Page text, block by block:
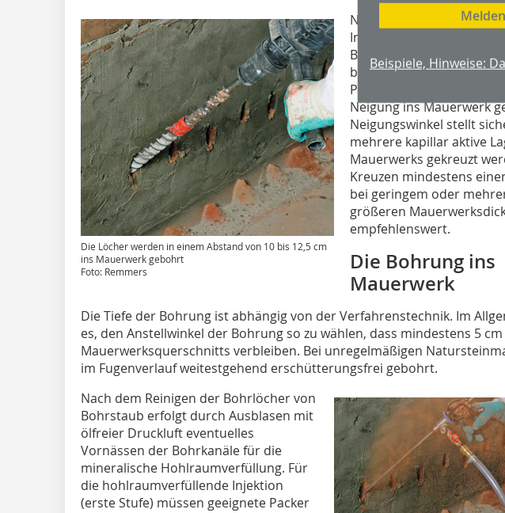
Die Löcher werden in einem Abstand von 10 bis 12,5 cm
ins Mauerwerk gebohrt
Foto: Remmers
Nach der Verdämmung
Injektionsbereichs werden
Bohrlöcher in einem
bis 12,5 cm und mit
Packer bezogenen
Neigung ins Mauerwerk
Neigungswinkel stellt
mehrere kapillar aktive
Mauerwerks gekreuzt
Kreuzen mindestens
bei geringem oder
größeren
empfehlenswert.
Die Bohrung ins
Mauerwerk
Die Tiefe der Bohrung ist abhängig von der Verfahrenstechnik. Im
es, den Anstellwinkel der Bohrung so zu wählen, dass mindestens 5 cm
Mauerwerksquerschnitts verbleiben. Bei unregelmäßigen
im Fugenverlauf weitestgehend erschütterungsfrei gebohrt.
Nach dem Reinigen der Bohrlöcher von
Bohrstaub erfolgt durch Ausblasen mit
ölfreier Druckluft eventuelles
Vornässen der Bohrkanäle für die
mineralische Hohlraumverfüllung. Für
die hohlraumverfüllende Injektion
(erste Stufe) müssen geeignete Packer
Beispiele, Hinweise: